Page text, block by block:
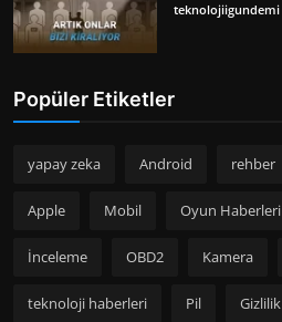
teknolojiigundemi
Popüler Etiketler
yapay zeka Android rehber
Apple Mobil Oyun Haberleri
İnceleme OBD2 Kamera
teknoloji haberleri Pil Gizlilik